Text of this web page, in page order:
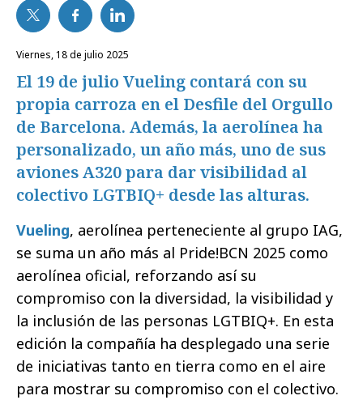
viernes, 18 de julio 2025
El 19 de julio Vueling contará con su
propia carroza en el Desfile del Orgullo
de Barcelona. Además, la aerolínea ha
personalizado, un año más, uno de sus
aviones A320 para dar visibilidad al
colectivo LGTBIQ+ desde las alturas.
Vueling, aerolínea perteneciente al grupo IAG,
se suma un año más al Pride!BCN 2025 como
aerolínea oficial, reforzando así su
compromiso con la diversidad, la visibilidad y
la inclusión de las personas LGTBIQ+. En esta
edición la compañía ha desplegado una serie
de iniciativas tanto en tierra como en el aire
para mostrar su compromiso con el colectivo.